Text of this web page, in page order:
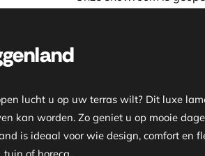
lucht u op uw terras wilt? Dit luxe
kan worden. Zo geniet u op mooie
is ideaal voor wie design, comfort en